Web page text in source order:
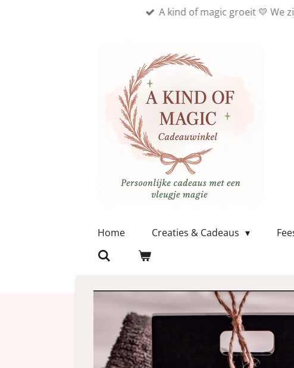
A kind of magic groeit 💛 We
Home Creaties & Cadeaus